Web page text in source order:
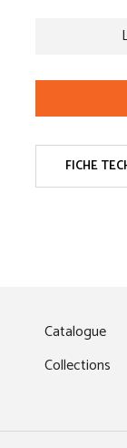
FICHE
Catalogue
Collections